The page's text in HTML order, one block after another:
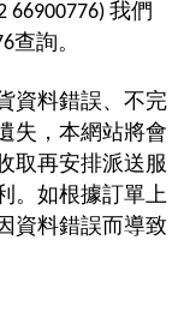
66900776) 我們
查詢。
資料錯誤、不完
失，本網站將會
取再安排派送服
。如根據訂單上
資料錯誤而導致